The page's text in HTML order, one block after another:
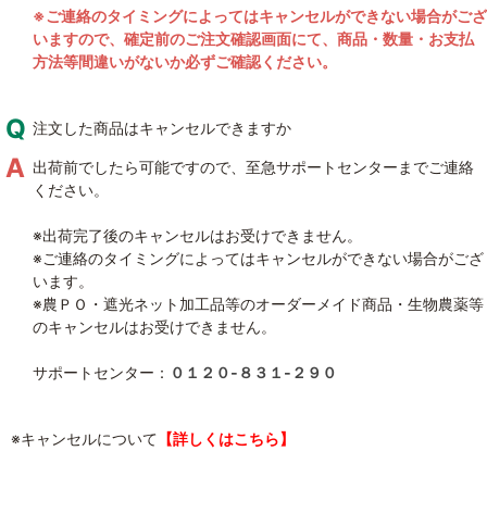
※ご連絡のタイミングによってはキャンセルができない場合がござ
いますので、確定前のご注文確認画面にて、商品・数量・お支払
方法等間違いがないか必ずご確認ください。
注文した商品はキャンセルできますか
出荷前でしたら可能ですので、至急サポートセンターまでご連絡
ください。
※出荷完了後のキャンセルはお受けできません。
※ご連絡のタイミングによってはキャンセルができない場合がござ
います。
※農ＰＯ・遮光ネット加工品等のオーダーメイド商品・生物農薬等
のキャンセルはお受けできません。
サポートセンター： ０１２０‐８３１‐２９０
※キャンセルについて 【詳しくはこちら】